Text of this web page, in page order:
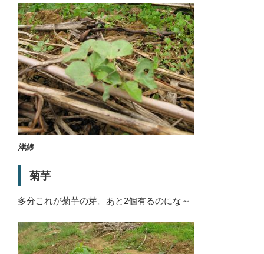
洋綿
菊芋
多分これが菊芋の芽。あと2個有るのにな～